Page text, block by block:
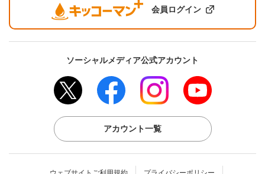
会員ログイン
ソーシャルメディア公式アカウント
アカウント一覧